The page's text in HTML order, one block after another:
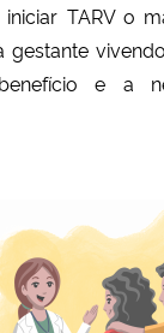
iniciar TARV o
e a